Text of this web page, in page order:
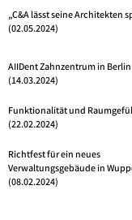
„C&A lässt seine Architekten
(02.05.2024)
AIIDent Zahnzentrum in Berlin
(14.03.2024)
Funktionalität und
(22.02.2024)
Richtfest für ein neues
Verwaltungsgebäude in
(08.02.2024)